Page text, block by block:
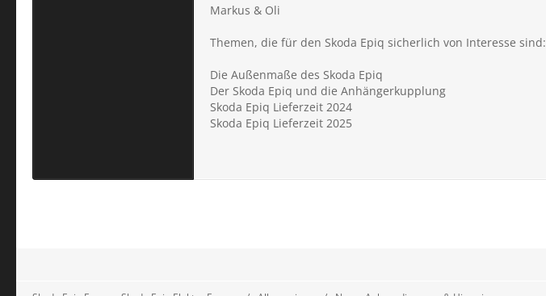
Markus & Oli
Themen, die für den Skoda Epiq sicherlich von Interesse sind:
Die Außenmaße des Skoda Epiq
Der Skoda Epiq und die Anhängerkupplung
Skoda Epiq Lieferzeit 2024
Skoda Epiq Lieferzeit 2025